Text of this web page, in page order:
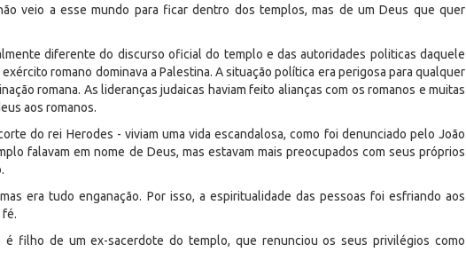
veio a esse mundo para ficar dentro dos templos, mas de um Deus que quer
diferente do discurso oficial do templo e das autoridades politicas daquele
romano dominava a Palestina. A situação política era perigosa para qualquer
romana. As lideranças judaicas haviam feito alianças com os romanos e muitas
aos romanos.
do rei Herodes - viviam uma vida escandalosa, como foi denunciado pelo João
falavam em nome de Deus, mas estavam mais preocupados com seus próprios
era tudo enganação. Por isso, a espiritualidade das pessoas foi esfriando aos
fé.
é filho de um ex-sacerdote do templo, que renunciou os seus privilégios como